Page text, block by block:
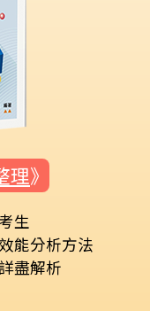
理》
生
能分析方法
盡解析